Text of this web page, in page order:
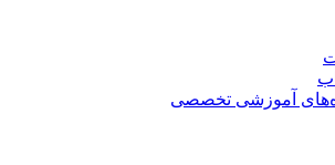
آموزشی تخصصی